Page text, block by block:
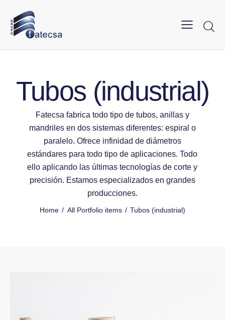
Tubos (industrial)
Fatecsa fabrica todo tipo de tubos, anillas y
mandriles en dos sistemas diferentes: espiral o
paralelo. Ofrece infinidad de diámetros
estándares para todo tipo de aplicaciones. Todo
ello aplicando las últimas tecnologías de corte y
precisión. Estamos especializados en grandes
producciones.
Home All Portfolio items Tubos (industrial)